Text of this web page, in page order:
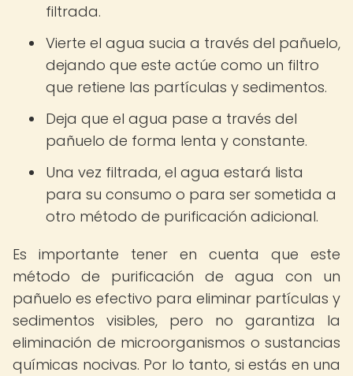
filtrada.
Vierte el agua sucia a través del pañuelo,
dejando que este actúe como un filtro
que retiene las partículas y sedimentos.
Deja que el agua pase a través del
pañuelo de forma lenta y constante.
Una vez filtrada, el agua estará lista
para su consumo o para ser sometida a
otro método de purificación adicional.
Es importante tener en cuenta que este
método de purificación de agua con un
pañuelo es efectivo para eliminar partículas y
sedimentos visibles, pero no garantiza la
eliminación de microorganismos o sustancias
químicas nocivas. Por lo tanto, si estás en una